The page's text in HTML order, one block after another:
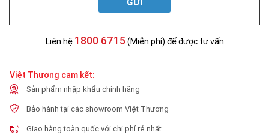
GỬI
Liên hệ 1800 6715 (Miễn phí) để được tư vấn
Việt Thương cam kết:
Sản phẩm nhập khẩu chính hãng
Bảo hành tại các showroom Việt Thương
Giao hàng toàn quốc với chi phí rẻ nhất